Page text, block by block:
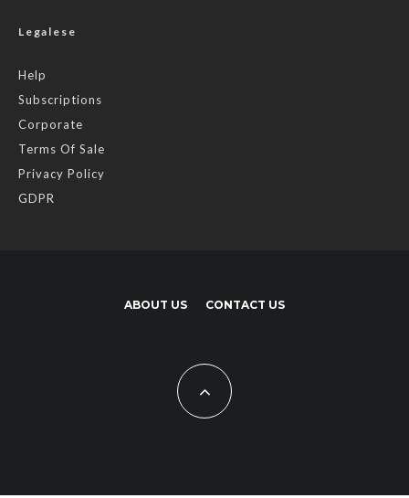
Legalese
Help
Subscriptions
Corporate
Terms Of Sale
Privacy Policy
GDPR
ABOUT US CONTACT US